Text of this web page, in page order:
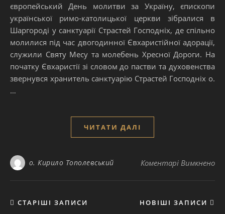
європейський День молитви за Україну, єпископи
української римо-католицької церкви зібралися в
Шаргороді у санктуарії Страстей Господніх, де спільно
молилися під час двогодинної Євхаристійної адорації,
служили Святу Месу та молебень Хресної Дороги. На
початку Євхаристії зі словом до пастви та духовенства
звернувся хранитель санктуарію Страстей Господніх о.
…
ЧИТАТИ ДАЛІ
о. Кирило Тополевський Коментарі Вимкненодо
СТАРІШІ ЗАПИСИ НОВІШІ ЗАПИСИ